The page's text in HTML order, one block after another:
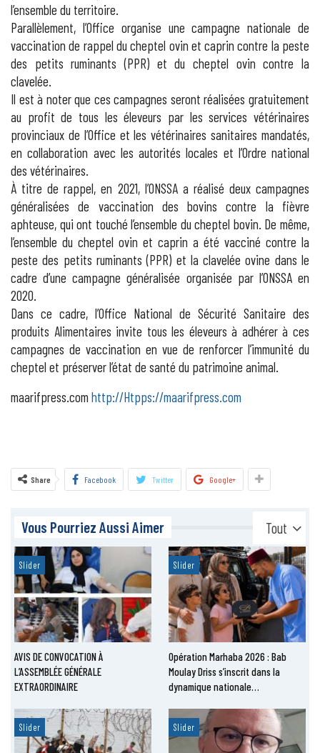
l’ensemble du territoire.
Parallèlement, l’Office organise une campagne nationale de
vaccination de rappel du cheptel ovin et caprin contre la peste
des petits ruminants (PPR) et du cheptel ovin contre la
clavelée.
Il est à noter que ces campagnes seront réalisées gratuitement
au profit de tous les éleveurs par les services vétérinaires
provinciaux de l’Office et les vétérinaires sanitaires mandatés,
en collaboration avec les autorités locales et l’Ordre national
des vétérinaires.
À titre de rappel, en 2021, l’ONSSA a réalisé deux campagnes
généralisées de vaccination des bovins contre la fièvre
aphteuse, qui ont touché l’ensemble du cheptel bovin. De même,
l’ensemble du cheptel ovin et caprin a été vacciné contre la
peste des petits ruminants (PPR) et la clavelée ovine dans le
cadre d’une campagne généralisée organisée par l’ONSSA en
2020.
Dans ce cadre, l’Office National de Sécurité Sanitaire des
produits Alimentaires invite tous les éleveurs à adhérer à ces
campagnes de vaccination en vue de renforcer l’immunité du
cheptel et préserver l’état de santé du patrimoine animal.
maarifpress.com http://Htpps://maarifpress.com
Share Facebook Twitter Google+
Tout
Vous Pourriez Aussi Aimer
Slider
AVIS DE CONVOCATION À
L’ASSEMBLÉE GÉNÉRALE
EXTRAORDINAIRE
Slider
Opération Marhaba 2026 : Bab
Moulay Driss s’inscrit dans la
dynamique nationale…
Slider Slider